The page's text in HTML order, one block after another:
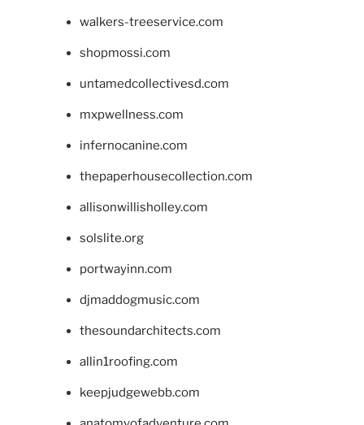
walkers-treeservice.com
shopmossi.com
untamedcollectivesd.com
mxpwellness.com
infernocanine.com
thepaperhousecollection.com
allisonwillisholley.com
solslite.org
portwayinn.com
djmaddogmusic.com
thesoundarchitects.com
allin1roofing.com
keepjudgewebb.com